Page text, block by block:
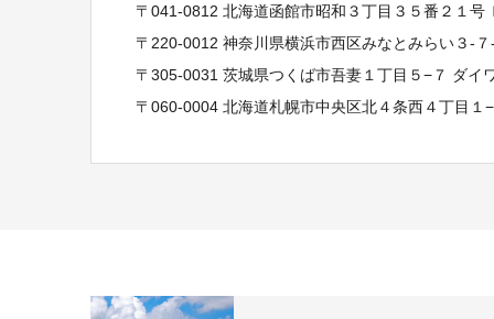
〒041-0812 北海道函館市昭和３丁目３５番２１号
〒220-0012 神奈川県横浜市西区みなとみらい３-
〒305-0031 茨城県つくば市吾妻１丁目５−７ ダイ
〒060-0004 北海道札幌市中央区北４条西４丁目１